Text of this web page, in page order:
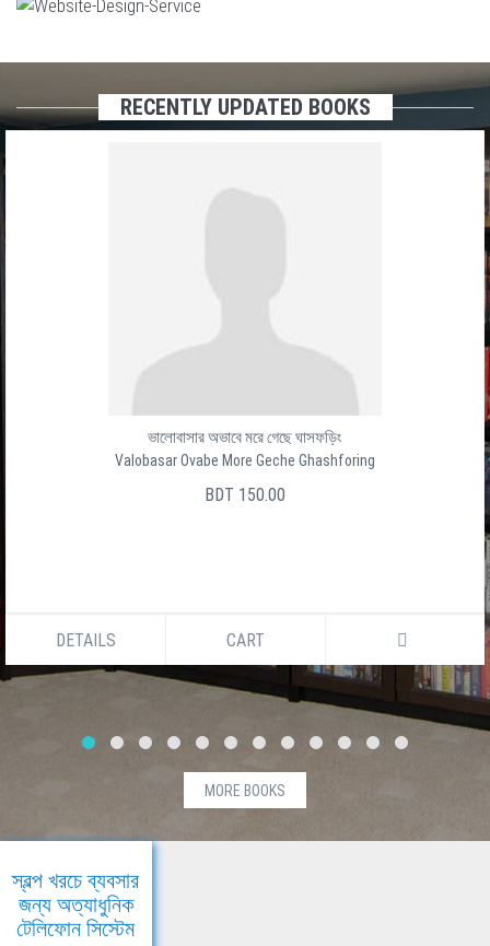
RECENTLY UPDATED BOOKS
ভালোবাসার অভাবে মরে গেছে ঘাসফড়িং
Valobasar Ovabe More Geche Ghashforing
BDT 150.00
DETAILS CART
MORE BOOKS
স্বল্প খরচে ব্যবসার
জন্য অত্যাধুনিক
টেলিফোন সিস্টেম